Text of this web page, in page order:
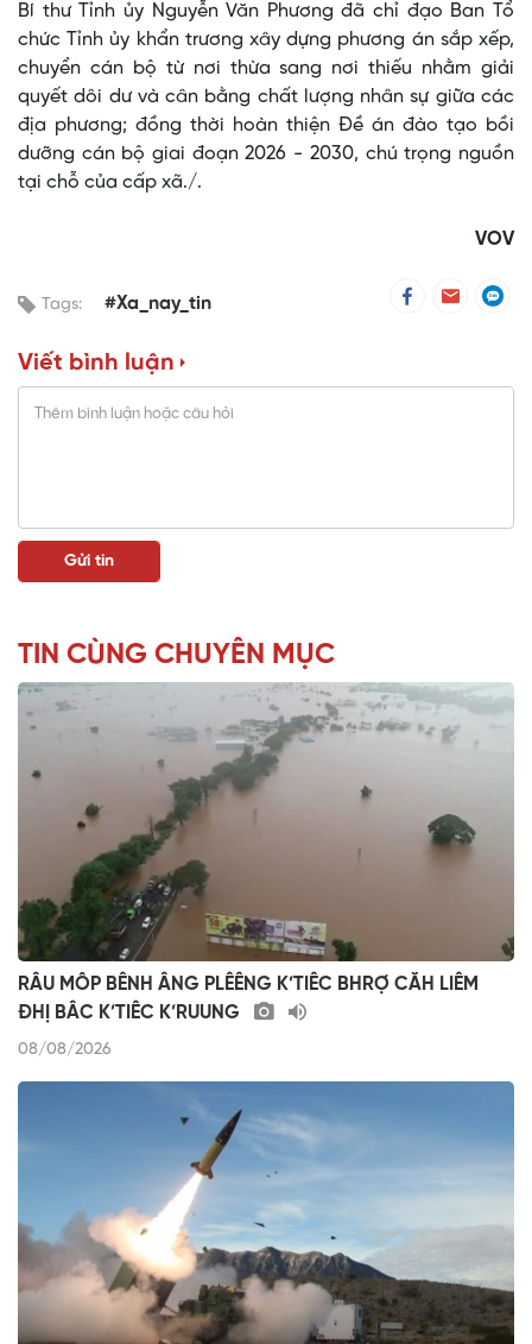
Bí thư Tỉnh ủy Nguyễn Văn Phương đã chỉ đạo Ban Tổ
chức Tỉnh ủy khẩn trương xây dựng phương án sắp xếp,
chuyển cán bộ từ nơi thừa sang nơi thiếu nhằm giải
quyết dôi dư và cân bằng chất lượng nhân sự giữa các
địa phương; đồng thời hoàn thiện Đề án đào tạo bồi
dưỡng cán bộ giai đoạn 2026 - 2030, chú trọng nguồn
tại chỗ của cấp xã./.
VOV
Tags: #Xa_nay_tin
Viết bình luận
TIN CÙNG CHUYÊN MỤC
RÂU MÔP BÊNH ÂNG PLÊÊNG K’TIÊC BHRỢ CĂH LIÊM
ĐHỊ BÂC K’TIÊC K’RUUNG
08/08/2026